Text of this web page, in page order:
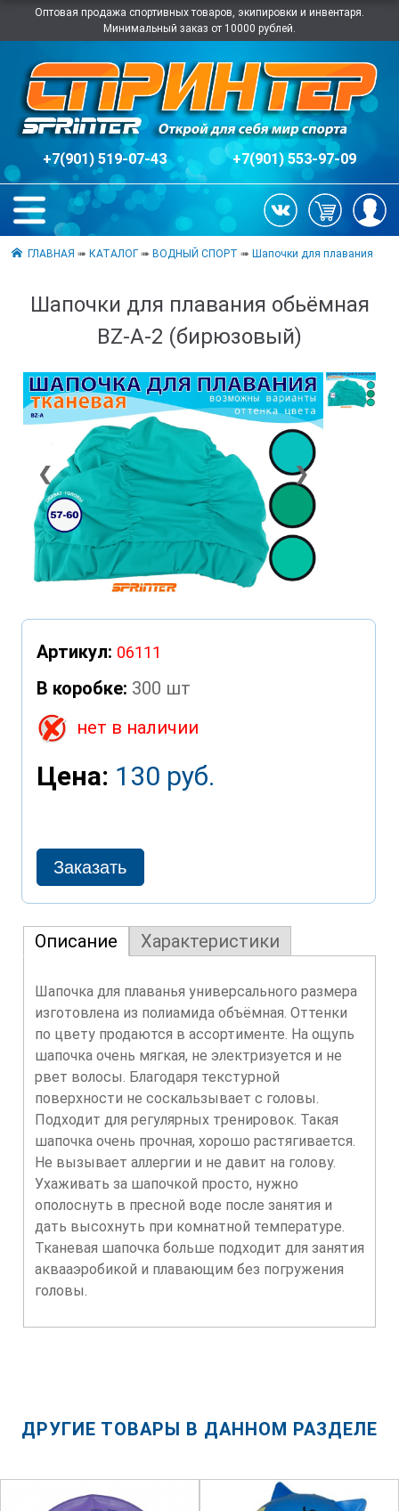
Оптовая продажа спортивных товаров, экипировки и инвентаря.
Минимальный заказ от 10000 рублей.
+7(901) 519-07-43 +7(901) 553-97-09
ГЛАВНАЯ ➠КАТАЛОГ ➠ВОДНЫЙ СПОРТ ➠Шапочки для плавания
Шапочки для плавания обьёмная
BZ-A-2 (бирюзовый)
❮ ❯
Артикул: 06111
В коробке: 300 шт
нет в наличии
Цена: 130 руб.
Описание Характеристики
Шапочка для плаванья универсального размера
изготовлена из полиамида объёмная. Оттенки
по цвету продаются в ассортименте. На ощупь
шапочка очень мягкая, не электризуется и не
рвет волосы. Благодаря текстурной
поверхности не соскальзывает с головы.
Подходит для регулярных тренировок. Такая
шапочка очень прочная, хорошо растягивается.
Не вызывает аллергии и не давит на голову.
Ухаживать за шапочкой просто, нужно
ополоснуть в пресной воде после занятия и
дать высохнуть при комнатной температуре.
Тканевая шапочка больше подходит для занятия
аквааэробикой и плавающим без погружения
головы.
ДРУГИЕ ТОВАРЫ В ДАННОМ РАЗДЕЛЕ